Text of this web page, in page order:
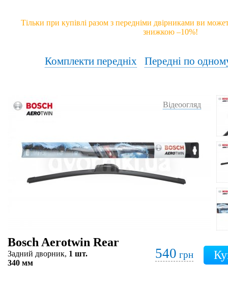
Тільки при купівлі разом з передніми двірниками ви
знижкою –10%!
Комплекти передніх Передні по
Відеоогляд
Bosch Aerotwin Rear
Задний дворник, 1 шт.
340 мм
540 грн